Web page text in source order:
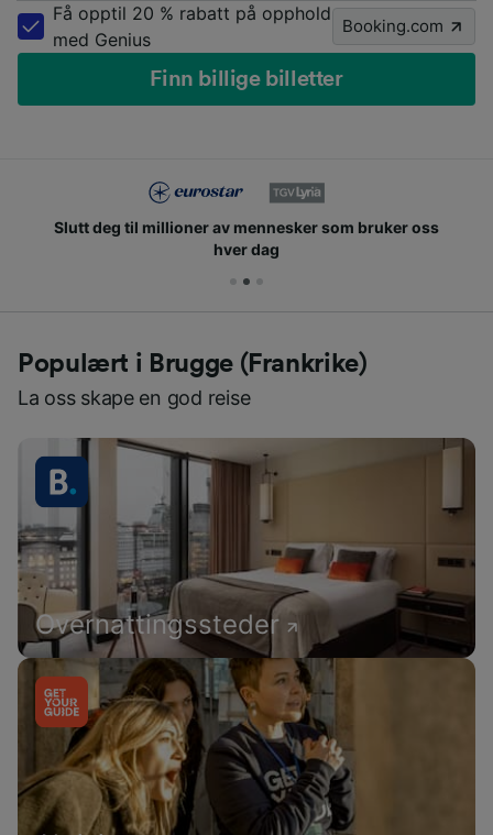
Få opptil 20 % rabatt på opphold
med Genius
Booking.com
Finn billige billetter
Slutt deg til millioner av mennesker som bruker oss
hver dag
Populært i Brugge (Frankrike)
La oss skape en god reise
Overnattingssteder